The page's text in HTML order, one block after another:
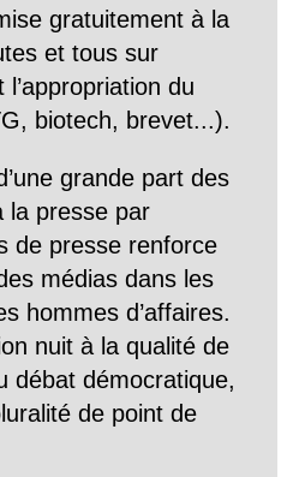
gratuitement à la
et tous sur
l’appropriation du
biotech, brevet...).
grande part des
la presse par
de presse renforce
médias dans les
hommes d’affaires.
nuit à la qualité de
débat démocratique,
de point de